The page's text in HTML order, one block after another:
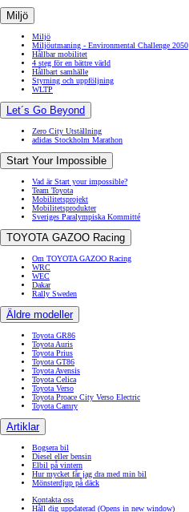
Miljö
Miljö
Miljöutmaning - Environmental Challenge 2050
Hållbar mobilitet
4 steg för en bättre värld
Hållbart samhälle
Styrning och uppföljning
WLTP
Let´s Go Beyond
Zero City Utställning
adidas Stockholm Marathon
Start Your Impossible
Vad är Start your impossible?
Team Toyota
Mobilitetsprojekt
Mobilitetsprodukter
Sveriges Paralympiska Kommitté
TOYOTA GAZOO Racing
Om TOYOTA GAZOO Racing
WRC
WEC
Dakar
Rally Sweden
Äldre modeller
Toyota GR86
Toyota Auris
Toyota Prius
Toyota GT86
Toyota Avensis
Toyota Celica
Toyota Verso
Toyota Proace City Verso Electric
Toyota Camry
Artiklar
Bogsera bil
Diesel eller bensin
Elbil på vintern
Hur mycket får jag dra med min bil
Mönsterdjup på däck
Kontakta oss
Håll dig uppdaterad (Opens in new window)